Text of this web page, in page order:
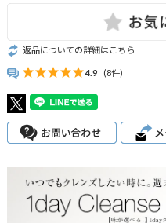
返品についての詳細はこちら
4.9 (8件)